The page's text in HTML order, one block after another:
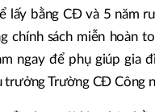
lấy bằng CĐ và 5 năm
chính sách miễn hoàn
ngay để phụ giúp gia
trưởng Trường CĐ Công